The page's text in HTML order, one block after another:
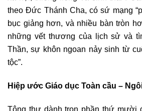
theo Đức Thánh Cha, có sứ mạng
bục giảng hơn, và nhiều bàn tròn
những vết thương của lịch sử và
Thần, sự khôn ngoan nảy sinh từ
tộc”.
Hiệp ước Giáo dục Toàn cầu –
Tông thư dành trọn phần thứ mười